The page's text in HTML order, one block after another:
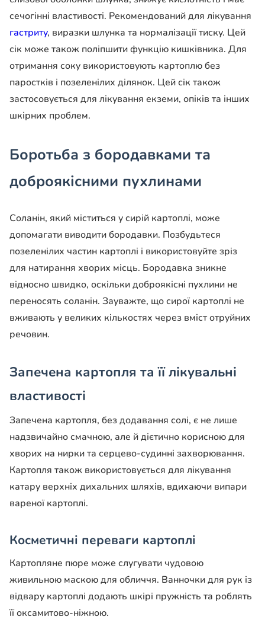
сечогінні властивості. Рекомендований для лікування
гастриту, виразки шлунка та нормалізації тиску. Цей
сік може також поліпшити функцію кишківника. Для
отримання соку використовують картоплю без
паростків і позеленілих ділянок. Цей сік також
застосовується для лікування екземи, опіків та інших
шкірних проблем.
Боротьба з бородавками та
доброякісними пухлинами
Соланін, який міститься у сирій картоплі, може
допомагати виводити бородавки. Позбудьтеся
позеленілих частин картоплі і використовуйте зріз
для натирання хворих місць. Бородавка зникне
відносно швидко, оскільки доброякісні пухлини не
переносять соланін. Зауважте, що сирої картоплі не
вживають у великих кількостях через вміст отруйних
речовин.
Запечена картопля та її лікувальні
властивості
Запечена картопля, без додавання солі, є не лише
надзвичайно смачною, але й дієтично корисною для
хворих на нирки та серцево-судинні захворювання.
Картопля також використовується для лікування
катару верхніх дихальних шляхів, вдихаючи випари
вареної картоплі.
Косметичні переваги картоплі
Картопляне пюре може слугувати чудовою
живильною маскою для обличчя. Ванночки для рук із
відвару картоплі додають шкірі пружність та роблять
її оксамитово-ніжною.